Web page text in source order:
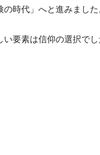
の時代」へと進みまし
い要素は信仰の選択で